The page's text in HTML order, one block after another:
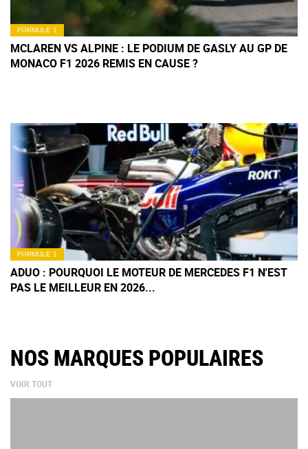
FORMULE 1
MCLAREN VS ALPINE : LE PODIUM DE GASLY AU GP DE
MONACO F1 2026 REMIS EN CAUSE ?
FORMULE 1
ADUO : POURQUOI LE MOTEUR DE MERCEDES F1 N'EST
PAS LE MEILLEUR EN 2026...
NOS MARQUES POPULAIRES
VOIR TOUT